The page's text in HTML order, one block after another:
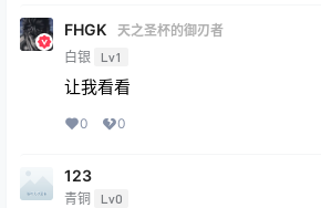
FHGK
天之圣杯的御刃者
白银
Lv1
让我看看
0 0
123
青铜 Lv0